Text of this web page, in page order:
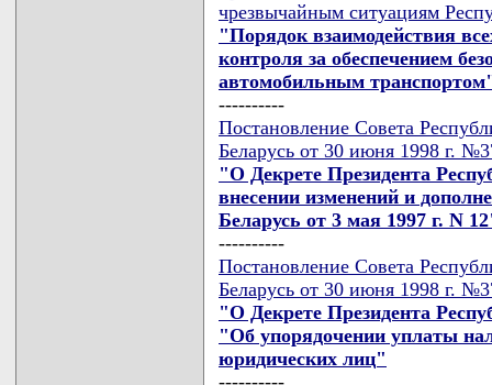
чрезвычайным ситуациям
"Порядок взаимодействия
контроля за обеспечением
автомобильным
----------
Постановление Совета
Беларусь от 30 июня 1998 г.
"О Декрете Президента
внесении изменений и
Беларусь от 3 мая 1997 г. N
----------
Постановление Совета
Беларусь от 30 июня 1998 г.
"О Декрете Президента
"Об упорядочении уплаты
юридических лиц"